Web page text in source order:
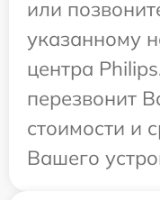
или
указанному
центра
перезвонит
стоимости и
Вашего